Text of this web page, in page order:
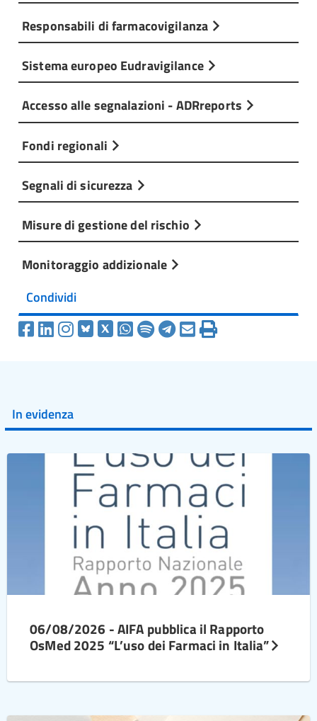
Responsabili di farmacovigilanza
Sistema europeo Eudravigilance
Accesso alle segnalazioni - ADRreports
Fondi regionali
Segnali di sicurezza
Misure di gestione del rischio
Monitoraggio addizionale
Condividi
In evidenza
06/08/2026 - AIFA pubblica il Rapporto
OsMed 2025 “L’uso dei Farmaci in Italia”